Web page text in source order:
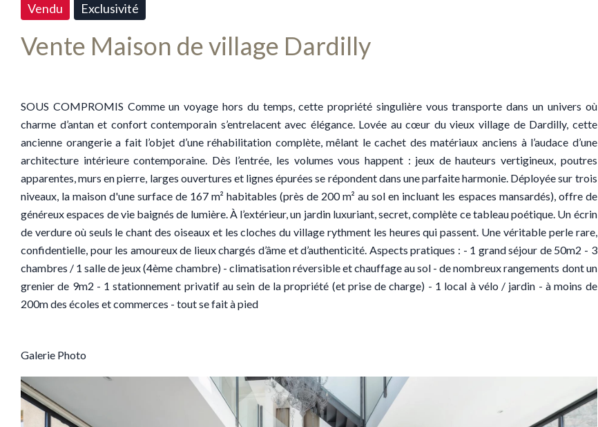
Vendu Exclusivité
Vente Maison de village Dardilly
SOUS COMPROMIS Comme un voyage hors du temps, cette propriété singulière vous transporte dans un univers où
charme d’antan et confort contemporain s’entrelacent avec élégance. Lovée au cœur du vieux village de Dardilly, cette
ancienne orangerie a fait l’objet d’une réhabilitation complète, mêlant le cachet des matériaux anciens à l’audace d’une
architecture intérieure contemporaine. Dès l’entrée, les volumes vous happent : jeux de hauteurs vertigineux, poutres
apparentes, murs en pierre, larges ouvertures et lignes épurées se répondent dans une parfaite harmonie. Déployée sur trois
niveaux, la maison d'une surface de 167 m² habitables (près de 200 m² au sol en incluant les espaces mansardés), offre de
généreux espaces de vie baignés de lumière. À l’extérieur, un jardin luxuriant, secret, complète ce tableau poétique. Un écrin
de verdure où seuls le chant des oiseaux et les cloches du village rythment les heures qui passent. Une véritable perle rare,
confidentielle, pour les amoureux de lieux chargés d’âme et d’authenticité. Aspects pratiques : - 1 grand séjour de 50m2 - 3
chambres / 1 salle de jeux (4ème chambre) - climatisation réversible et chauffage au sol - de nombreux rangements dont un
grenier de 9m2 - 1 stationnement privatif au sein de la propriété (et prise de charge) - 1 local à vélo / jardin - à moins de
200m des écoles et commerces - tout se fait à pied
Galerie Photo